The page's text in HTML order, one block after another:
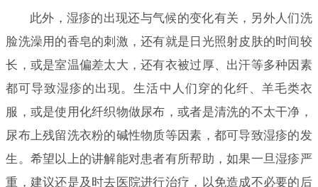
此外，湿疹的出现还与气候的变化有关，另外人们洗
脸洗澡用的香皂的刺激，还有就是日光照射皮肤的时间较
长，或是室温偏差太大，还有衣被过厚、出汗等多种因素
都可导致湿疹的出现。生活中人们穿的化纤、羊毛类衣
服，或是使用化纤织物做尿布，或者是清洗的不太干净，
尿布上残留洗衣粉的碱性物质等因素，都可导致湿疹的发
生。希望以上的讲解能对患者有所帮助，如果一旦湿疹严
重，建议还是及时去医院进行治疗，以免造成不必要的后